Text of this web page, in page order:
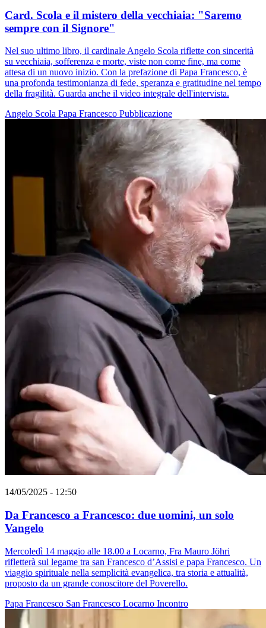
Card. Scola e il mistero della vecchiaia: "Saremo
sempre con il Signore"
Nel suo ultimo libro, il cardinale Angelo Scola riflette con sincerità
su vecchiaia, sofferenza e morte, viste non come fine, ma come
attesa di un nuovo inizio. Con la prefazione di Papa Francesco, è
una profonda testimonianza di fede, speranza e gratitudine nel tempo
della fragilità. Guarda anche il video integrale dell'intervista.
Angelo Scola Papa Francesco Pubblicazione
14/05/2025 - 12:50
Da Francesco a Francesco: due uomini, un solo
Vangelo
Mercoledì 14 maggio alle 18.00 a Locarno, Fra Mauro Jöhri
rifletterà sul legame tra san Francesco d’Assisi e papa Francesco. Un
viaggio spirituale nella semplicità evangelica, tra storia e attualità,
proposto da un grande conoscitore del Poverello.
Papa Francesco San Francesco Locarno Incontro